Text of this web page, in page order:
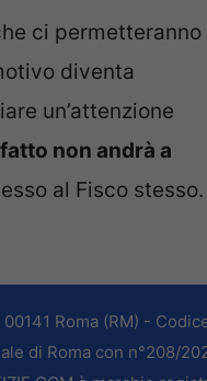
ci permetteranno
diventa
un’attenzione
non andrà a
al Fisco stesso.
Roma (RM) -
di Roma con n°208/